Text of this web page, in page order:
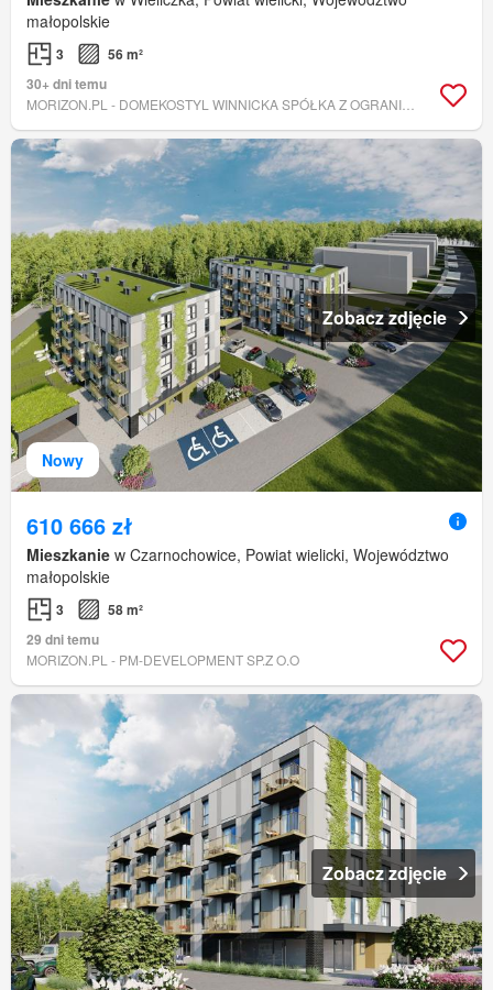
małopolskie
3
56 m²
30+ dni temu
Nowy
Zobacz zdjęcie
610 666 zł
Mieszkanie w Czarnochowice, Powiat wielicki, Województwo
małopolskie
3
58 m²
29 dni temu
MORIZON.PL - PM-DEVELOPMENT SP.Z O.O
Zobacz zdjęcie